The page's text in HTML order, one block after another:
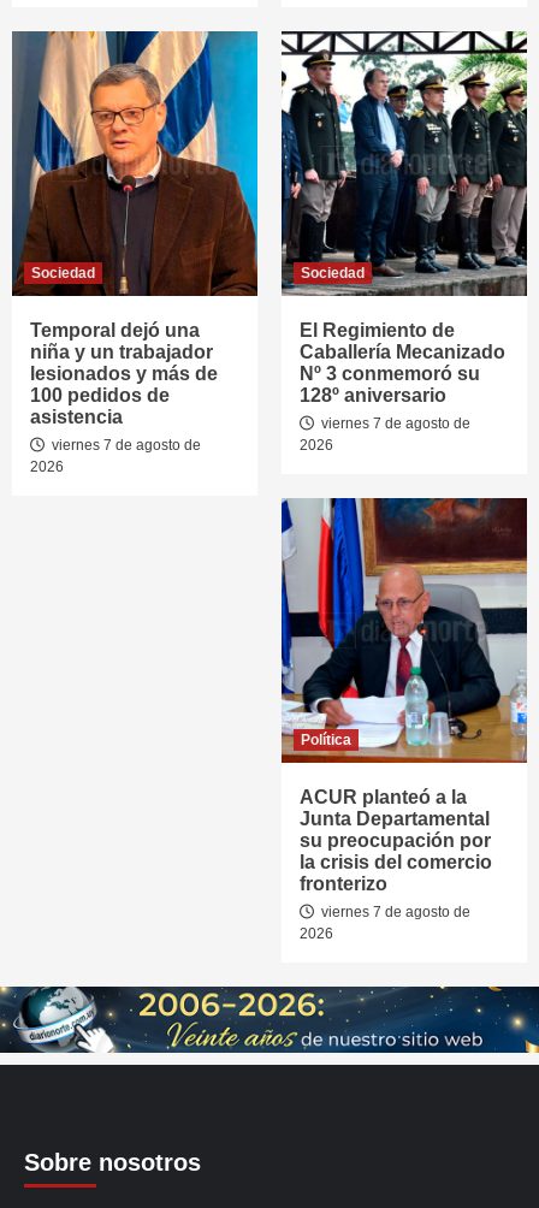
Sociedad
Temporal dejó una
niña y un trabajador
lesionados y más de
100 pedidos de
asistencia
viernes 7 de agosto de
2026
Sociedad
El Regimiento de
Caballería Mecanizado
Nº 3 conmemoró su
128º aniversario
viernes 7 de agosto de
2026
Política
ACUR planteó a la
Junta Departamental
su preocupación por
la crisis del comercio
fronterizo
viernes 7 de agosto de
2026
Sobre nosotros